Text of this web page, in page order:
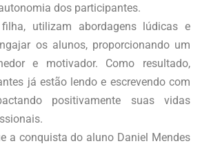
dos participantes.
utilizam abordagens lúdicas e
os alunos, proporcionando um
e motivador. Como resultado,
já estão lendo e escrevendo com
positivamente suas vidas
a conquista do aluno Daniel Mendes